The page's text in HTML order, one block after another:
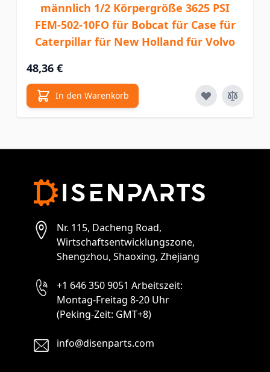
männlich 1/2 Körpergröße 3625 PSI
FEM-502-10FO für Bobcat für Case für
Caterpillar für New Holland für Volvo
48,36 €
In den Warenkorb
Nr. 115, Dacheng Road,
Wirtschaftsentwicklungszone,
Shengzhou, Shaoxing, Zhejiang
+1 646 350 9051 Arbeitszeit:
Montag-Freitag 8-20 Uhr
(Peking-Zeit: GMT+8)
info@disenparts.com